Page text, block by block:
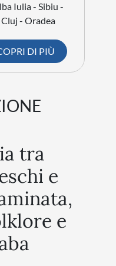
Iulia - Sibiu -
- Oradea
DI PIÙ
tra
e
e